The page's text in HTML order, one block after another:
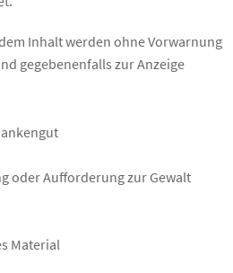
Inhalt werden ohne Vorwarnung
gegebenenfalls zur Anzeige
oder Aufforderung zur Gewalt
Material